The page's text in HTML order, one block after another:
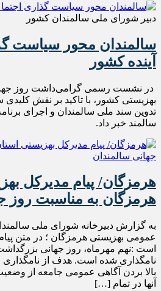
دبیر شورای ملی سالمندان کشور
سالمندان محور سیاست
آینده کشور
در نشست رسمی گرامی‌داشت روز
بهزیستی کشور، با تاکید بر نقش کلیدی
تدوین سند ملی سالمندان و اجرای
سالمند خبر داد.
هرمزگان/ پیام مدیرکل
هرمزگان به مناسبت روز
به گزارش دبیرخانه شورای ملی
عمومی بهزیستی هرمزگان ؛ در متن
است :نهم مهرماه، روز جهانی
نامگذاری شده است. هدف از نامگذاری
بالا بردن آگاهی عمومی جامعه از
آنها در تمام […]